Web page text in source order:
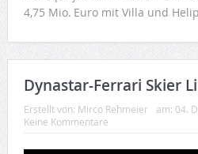
4,75 Mio. Euro mit Villa und
Dynastar-Ferrari Skier
Erstellt von: Mirco Rehmeier am: 04.
Keine Kommentare